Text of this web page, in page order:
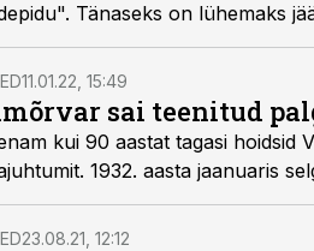
Tänaseks on lühemaks
mutionu", teavad vist küll kõik.
11.01.22, 15:49
sai teenitud
kui 90 aastat tagasi hoidsid
1932. aasta jaanuaris
23.08.21, 12:12